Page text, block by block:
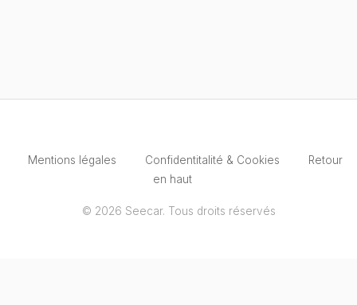
Mentions légales Confidentitalité & Cookies
Retour
en haut
© 2026 Seecar. Tous droits réservés